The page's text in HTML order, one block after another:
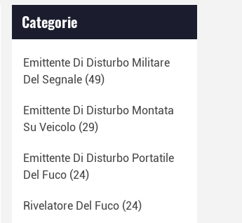
Categorie
Emittente Di Disturbo Militare
Del Segnale (49)
Emittente Di Disturbo Montata
Su Veicolo (29)
Emittente Di Disturbo Portatile
Del Fuco (24)
Rivelatore Del Fuco (24)